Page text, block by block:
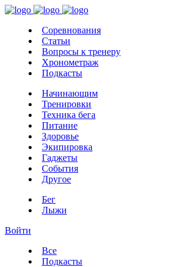
Соревнования
Статьи
Вопросы к тренеру
Хронометраж
Подкасты
Начинающим
Тренировки
Техника бега
Питание
Здоровье
Экипировка
Гаджеты
События
Другое
Бег
Лыжи
Войти
Все
Подкасты